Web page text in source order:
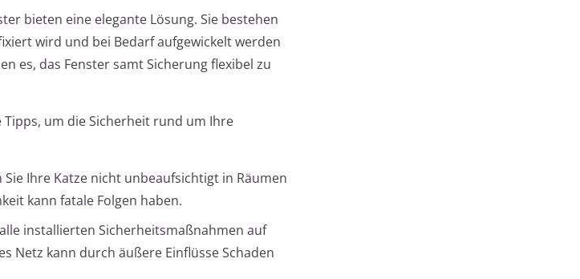
bieten eine elegante Lösung. Sie bestehen
wird und bei Bedarf aufgewickelt werden
es, das Fenster samt Sicherung flexibel zu
um die Sicherheit rund um Ihre
Sie Ihre Katze nicht unbeaufsichtigt in Räumen
kann fatale Folgen haben.
installierten Sicherheitsmaßnahmen auf
Netz kann durch äußere Einflüsse Schaden